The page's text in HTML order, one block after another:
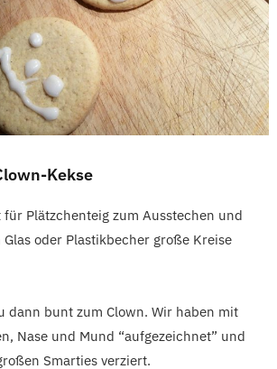
Kekse
für Plätzchenteig zum Ausstechen und
oder Plastikbecher große Kreise
dann bunt zum Clown. Wir haben mit
Nase und Mund “aufgezeichnet” und
Smarties verziert.